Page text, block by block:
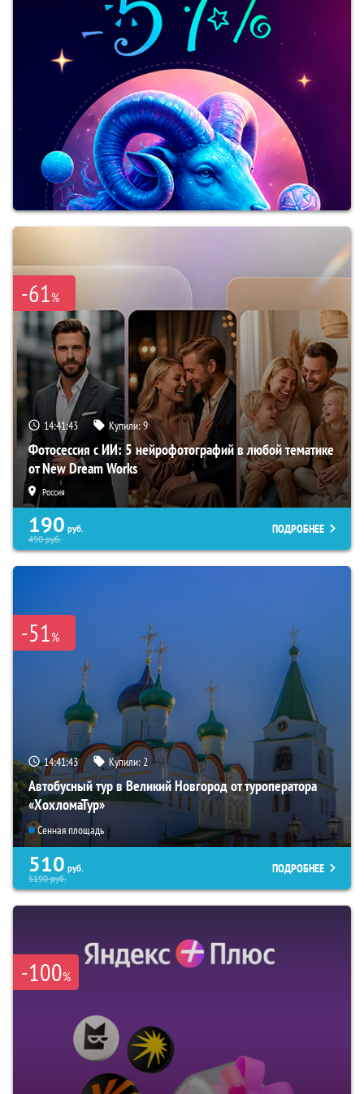
-61%
14:41:43 Купили:9
Фотосессия с ИИ: 5 нейрофотографий в любой тематике
от New Dream Works
Россия
190 руб.
490руб.
ПОДРОБНЕЕ
-51%
14:41:43 Купили:2
Автобусный тур в Великий Новгород от туроператора
«ХохломаТур»
Сенная площадь
510 руб.
5190руб.
ПОДРОБНЕЕ
-100%